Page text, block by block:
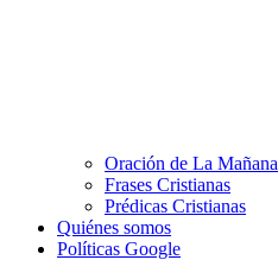
Oración de La Mañana
Frases Cristianas
Prédicas Cristianas
Quiénes somos
Políticas Google